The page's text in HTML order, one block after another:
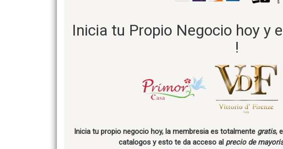
Inicia tu Propio Negocio hoy y
!
Inicia tu propio negocio hoy, la membresia es totalmente gratis,
catalogos y esto te da acceso al precio de